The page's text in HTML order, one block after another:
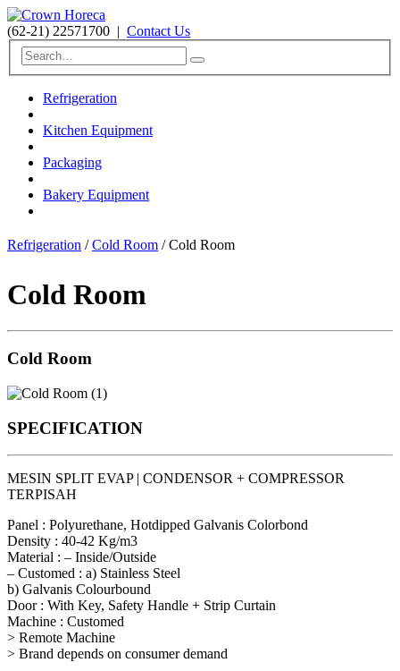
(62-21) 22571700 | Contact Us
Refrigeration
Kitchen Equipment
Packaging
Bakery Equipment
Refrigeration /Cold Room / Cold Room
Cold Room
Cold Room
SPECIFICATION
MESIN SPLIT EVAP | CONDENSOR + COMPRESSOR
TERPISAH
Panel : Polyurethane, Hotdipped Galvanis Colorbond
Density : 40-42 Kg/m3
Material : – Inside/Outside
– Customed : a) Stainless Steel
b) Galvanis Colourbound
Door : With Key, Safety Handle + Strip Curtain
Machine : Customed
> Remote Machine
> Brand depends on consumer demand